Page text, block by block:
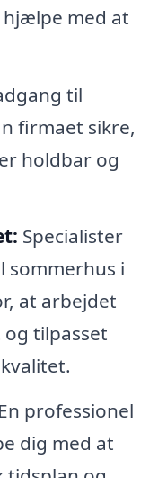
med at
til
firmaet sikre,
holdbar og
Specialister
sommerhus i
at arbejdet
tilpasset
En professionel
dig med at